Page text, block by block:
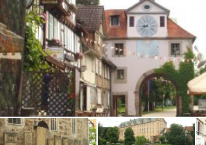
フ
★
ド
レ
ス
デ
ン
★